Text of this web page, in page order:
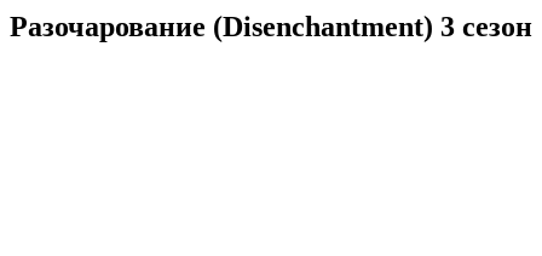
Разочарование (Disenchantment) 3 сезон